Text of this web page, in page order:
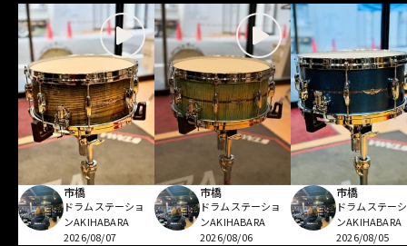
市橋
ドラムステーショ
ンAKIHABARA
2026/08/07
市橋
ドラムステーショ
ンAKIHABARA
2026/08/06
市橋
ドラムステー
ンAKIHABARA
2026/08/05